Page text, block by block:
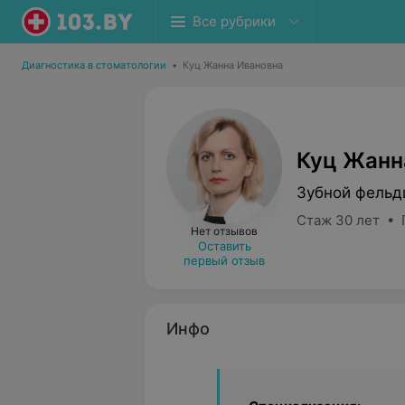
Все рубрики
Диагностика в стоматологии • Куц Жанна Ивановна
Нет отзывов
Оставить
первый отзыв
Куц
Зубной
Стаж 30 лет •
Инфо